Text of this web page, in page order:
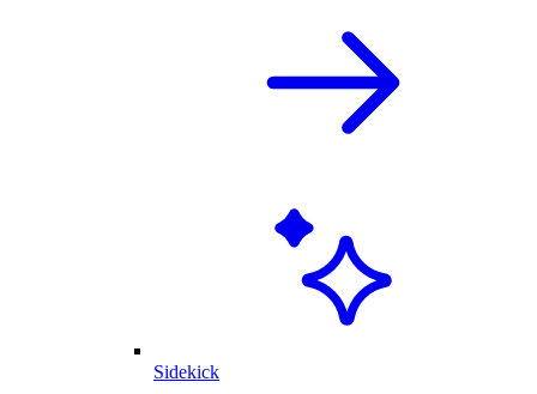
Sidekick